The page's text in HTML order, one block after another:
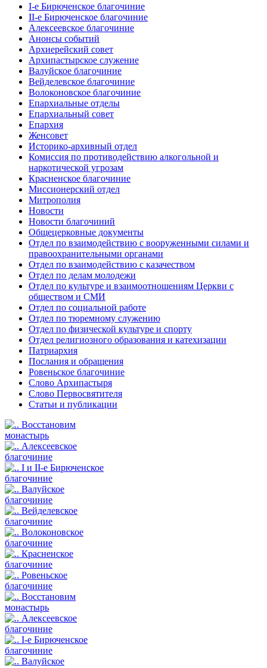
I-е Бирюченское благочиние
II-е Бирюченское благочиние
Алексеевское благочиние
Анонсы событий
Архиерейский совет
Архипастырское служение
Валуйское благочиние
Вейделевское благочиние
Волоконовское благочиние
Епархиальные отделы
Епархиальный совет
Епархия
Женсовет
Историко-архивный отдел
Комиссия по противодействию алкогольной и
наркотической угрозам
Красненское благочиние
Миссионерский отдел
Митрополия
Новости
Новости благочиний
Общецерковные документы
Отдел по взаимодействию с вооруженными силами и
правоохранительными органами
Отдел по взаимодействию с казачеством
Отдел по делам молодежи
Отдел по культуре и взаимоотношениям Церкви с
обществом и СМИ
Отдел по социальной работе
Отдел по тюремному служению
Отдел по физической культуре и спорту
Отдел религиозного образования и катехизации
Патриархия
Послания и обращения
Ровеньское благочиние
Слово Архипастыря
Слово Первосвятителя
Статьи и публикации
Восстановим
монастырь
Алексеевское
благочиние
I и II-е Бирюченское
благочиние
Валуйское
благочиние
Вейделевское
благочиние
Волоконовское
благочиние
Красненское
благочиние
Ровеньское
благочиние
Восстановим
монастырь
Алексеевское
благочиние
I-е Бирюченское
благочиние
Валуйское